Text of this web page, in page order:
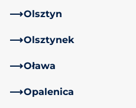
Olsztyn
Olsztynek
Oława
Opalenica